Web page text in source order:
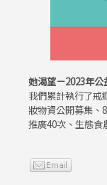
她渴望－2023年
我們累計執行了戒
妝物資公開募集、
推廣40次、生態食